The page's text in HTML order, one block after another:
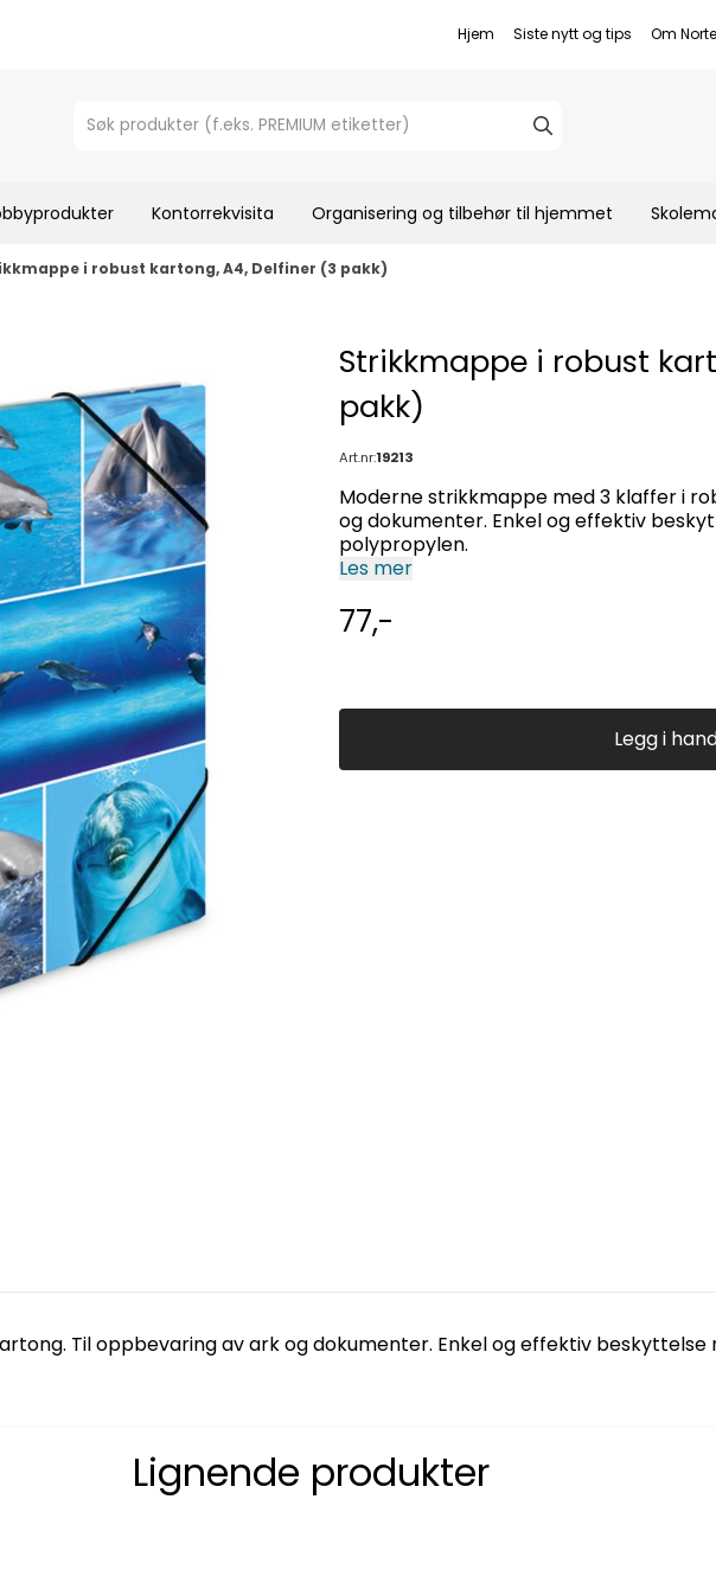
Hjem Siste nytt og tips Om
Kontorrekvisita Organisering og tilbehør til hjemmet
i robust kartong, A4, Delfiner (3 pakk)
Strikkmappe i robust
pakk)
Art.nr:19213
Moderne strikkmappe med 3 klaffer i
og dokumenter. Enkel og effektiv
polypropylen.
Les mer
77,-
Legg i
Til oppbevaring av ark og dokumenter. Enkel og effektiv beskyttelse
Lignende produkter